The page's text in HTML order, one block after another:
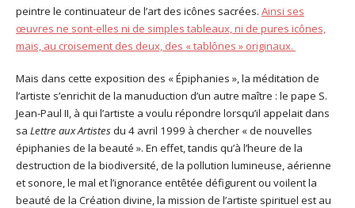
peintre le continuateur de l’art des icônes sacrées. Ainsi ses
œuvres ne sont-elles ni de simples tableaux, ni de pures icônes,
mais, au croisement des deux, des « tablônes » originaux.
Mais dans cette exposition des « Épiphanies », la méditation de
l’artiste s’enrichit de la manuduction d’un autre maître : le pape S.
Jean-Paul II, à qui l’artiste a voulu répondre lorsqu’il appelait dans
sa Lettre aux Artistesdu 4 avril 1999 à chercher « de nouvelles
épiphanies de la beauté ». En effet, tandis qu’à l’heure de la
destruction de la biodiversité, de la pollution lumineuse, aérienne
et sonore, le mal et l’ignorance entêtée défigurent ou voilent la
beauté de la Création divine, la mission de l’artiste spirituel est au